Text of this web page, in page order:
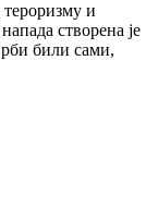
и
створена је
били сами,